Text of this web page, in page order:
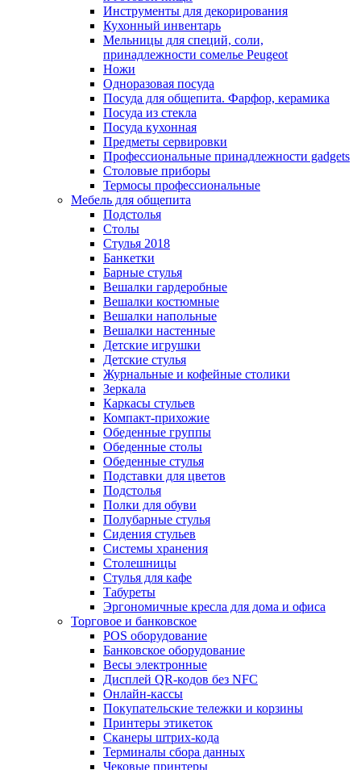
Инструменты для декорирования
Кухонный инвентарь
Мельницы для специй, соли,
принадлежности сомелье Peugeot
Ножи
Одноразовая посуда
Посуда для общепита. Фарфор, керамика
Посуда из стекла
Посуда кухонная
Предметы сервировки
Профессиональные принадлежности gadgets
Столовые приборы
Термосы профессиональные
Мебель для общепита
Подстолья
Столы
Стулья 2018
Банкетки
Барные стулья
Вешалки гардеробные
Вешалки костюмные
Вешалки напольные
Вешалки настенные
Детские игрушки
Детские стулья
Журнальные и кофейные столики
Зеркала
Каркасы стульев
Компакт-прихожие
Обеденные группы
Обеденные столы
Обеденные стулья
Подставки для цветов
Подстолья
Полки для обуви
Полубарные стулья
Сидения стульев
Системы хранения
Столешницы
Стулья для кафе
Табуреты
Эргономичные кресла для дома и офиса
Торговое и банковское
POS оборудование
Банковское оборудование
Весы электронные
Дисплей QR-кодов без NFC
Онлайн-кассы
Покупательские тележки и корзины
Принтеры этикеток
Сканеры штрих-кода
Терминалы сбора данных
Чековые принтеры